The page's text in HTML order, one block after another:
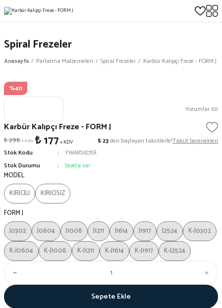
Spiral Frezeler
Anasayfa Parlatma Malzemeleri Spiral Frezeler Karbür Kalıpçı Freze - FORM J
%40
Yorumlar (0)
Karbür Kalıpçı Freze - FORM J
₺ 296+ KDV ₺ 177+ KDV ₺ 23den başlayan taksitlerle!Taksit Seçenekleri
Stok Kodu
YWARSXJ7ER
Stok Durumu
Stokta var
MODEL
KIRICILI
KIRICISIZ
FORM J
J0302
J0604 J1008 J1211 J1614 J1917 J2524
K-J0302
K-J0604
K-J1008 K-J1211 K-J1614 K-J1917 K-J2524
Sepete Ekle